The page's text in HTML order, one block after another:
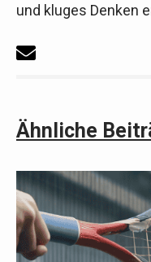
und kluges Denken
Ähnliche